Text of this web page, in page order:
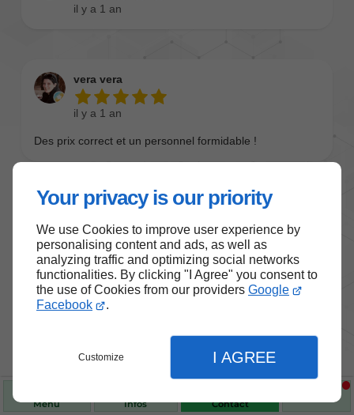
Your privacy is our priority
We use Cookies to improve user experience by
personalising content and ads, as well as
analyzing traffic and optimizing social networks
functionalities. By clicking "I Agree" you consent to
the use of Cookies from our providers Google
Facebook
.
Customize I AGREE
Menu Infos Contact
Nos produits de santé et de